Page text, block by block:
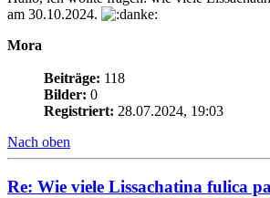
am 30.10.2024.
Mora
Beiträge: 118
Bilder: 0
Registriert: 28.07.2024, 19:03
Nach oben
Re: Wie viele Lissachatina fulica